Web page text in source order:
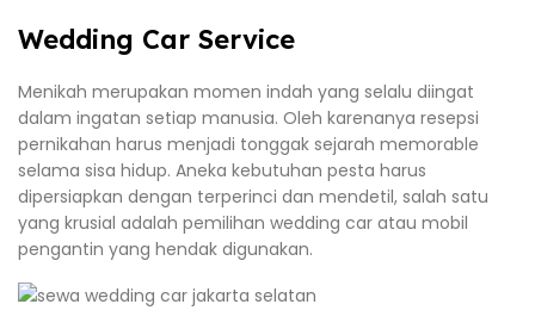
Wedding Car Service
Menikah merupakan momen indah yang selalu diingat
dalam ingatan setiap manusia. Oleh karenanya resepsi
pernikahan harus menjadi tonggak sejarah memorable
selama sisa hidup. Aneka kebutuhan pesta harus
dipersiapkan dengan terperinci dan mendetil, salah satu
yang krusial adalah pemilihan wedding car atau mobil
pengantin yang hendak digunakan.